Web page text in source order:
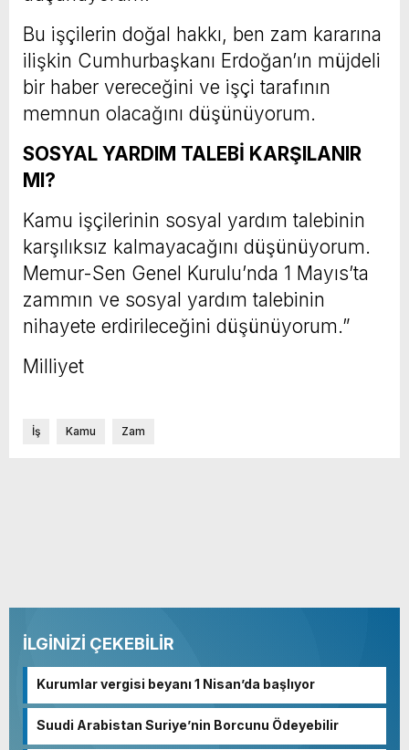
Bu işçilerin doğal hakkı, ben zam kararına
ilişkin Cumhurbaşkanı Erdoğan’ın müjdeli
bir haber vereceğini ve işçi tarafının
memnun olacağını düşünüyorum.
SOSYAL YARDIM TALEBİ KARŞILANIR
MI?
Kamu işçilerinin sosyal yardım talebinin
karşılıksız kalmayacağını düşünüyorum.
Memur-Sen Genel Kurulu’nda 1 Mayıs’ta
zammın ve sosyal yardım talebinin
nihayete erdirileceğini düşünüyorum.”
Milliyet
İş Kamu Zam
İLGİNİZİ ÇEKEBİLİR
Kurumlar vergisi beyanı 1 Nisan’da başlıyor
Suudi Arabistan Suriye’nin Borcunu Ödeyebilir